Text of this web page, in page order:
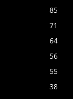
85
71
64
56
55
38